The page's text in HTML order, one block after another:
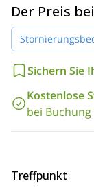
Aufstieg über die
Anfänger die
letzte Option ist
Verfassung
Die Insel La
Madagaskar
. Sie
63 Kilometer lang
den schönen und
wichtige
werde sogar
Der Preis
Sichern Sie
Kostenlose
bei
Treffpunkt